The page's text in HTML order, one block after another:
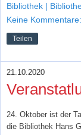
Bibliothek |
Keine Kommentare:
Teilen
21.10.2020
24. Oktober ist der
die Bibliothek Hans